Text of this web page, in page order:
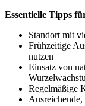
Essentielle Tipps
Standort mit
Frühzeitige
nutzen
Einsatz von
Regelmäßige
Ausreichende,